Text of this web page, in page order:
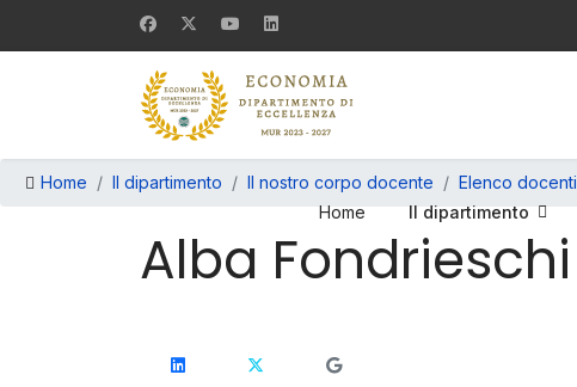
Home Il dipartimento
Home Il dipartimento Il nostro corpo docente Elenco docenti
Alba Fondrieschi